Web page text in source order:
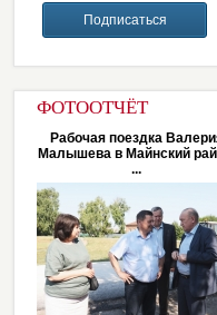
ФОТООТЧЁТ
Рабочая поездка
Малышева в Майнский
...